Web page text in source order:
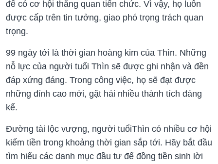
để có cơ hội thăng quan tiến chức. Vì vậy, họ luôn
được cấp trên tin tưởng, giao phó trọng trách quan
trọng.
99 ngày tới là thời gian hoàng kim của Thìn. Những
nỗ lực của người tuổi Thìn sẽ được ghi nhận và đền
đáp xứng đáng. Trong công việc, họ sẽ đạt được
những đỉnh cao mới, gặt hái nhiều thành tích đáng
kể.
Đường tài lộc vượng, người tuổiThìn có nhiều cơ hội
kiếm tiền trong khoảng thời gian sắp tới. Hãy bắt đầu
tìm hiểu các danh mục đầu tư để đồng tiền sinh lời